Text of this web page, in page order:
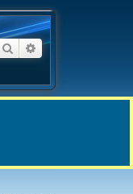
BuscarBúsqueda